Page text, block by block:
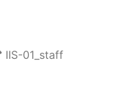
IIS-01_staff